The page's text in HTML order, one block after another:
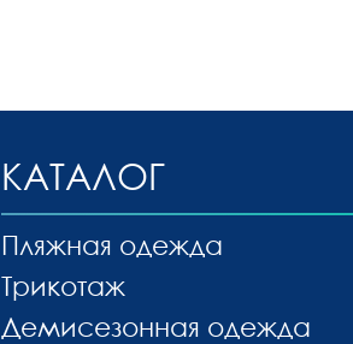
КАТАЛОГ
Пляжная одежда
Трикотаж
Демисезонная одежда